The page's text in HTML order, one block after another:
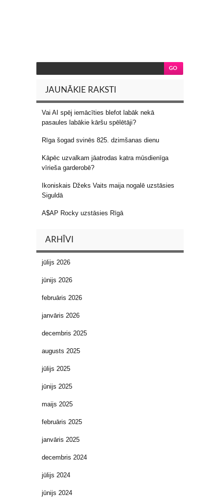
JAUNĀKIE RAKSTI
Vai AI spēj iemācīties blefot labāk nekā
pasaules labākie kāršu spēlētāji?
Rīga šogad svinēs 825. dzimšanas dienu
Kāpēc uzvalkam jāatrodas katra mūsdienīga
vīrieša garderobē?
Ikoniskais Džeks Vaits maija nogalē uzstāsies
Siguldā
A$AP Rocky uzstāsies Rīgā
ARHĪVI
jūlijs 2026
jūnijs 2026
februāris 2026
janvāris 2026
decembris 2025
augusts 2025
jūlijs 2025
jūnijs 2025
maijs 2025
februāris 2025
janvāris 2025
decembris 2024
jūlijs 2024
jūnijs 2024